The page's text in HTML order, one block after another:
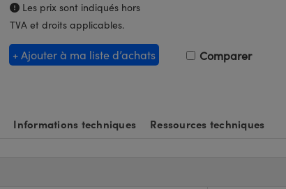
Les prix sont indiqués hors
TVA et droits applicables.
+ Ajouter à ma liste d’achats Comparer
Informations techniques Ressources techniques